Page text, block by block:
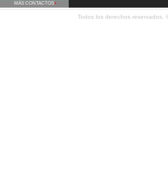
Milho
MÁS CONTACTOS+
Todos los derechos reservados.